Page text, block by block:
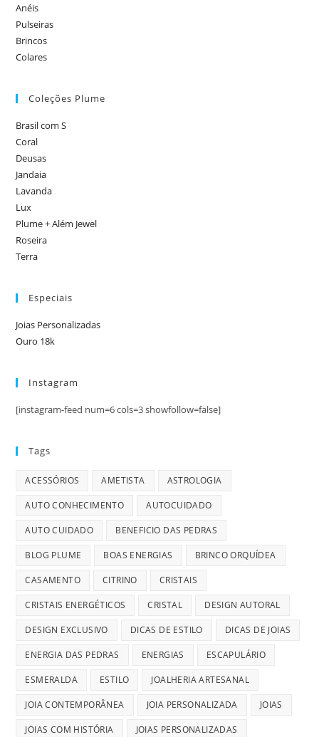
Anéis
Pulseiras
Brincos
Colares
Coleções Plume
Brasil com S
Coral
Deusas
Jandaia
Lavanda
Lux
Plume + Além Jewel
Roseira
Terra
Especiais
Joias Personalizadas
Ouro 18k
Instagram
[instagram-feed num=6 cols=3 showfollow=false]
Tags
ACESSÓRIOS AMETISTA ASTROLOGIA
AUTO CONHECIMENTO AUTOCUIDADO
AUTO CUIDADO BENEFICIO DAS PEDRAS
BLOG PLUME BOAS ENERGIAS BRINCO ORQUÍDEA
CASAMENTO CITRINO CRISTAIS
CRISTAIS ENERGÉTICOS CRISTAL DESIGN AUTORAL
DESIGN EXCLUSIVO DICAS DE ESTILO DICAS DE JOIAS
ENERGIA DAS PEDRAS ENERGIAS ESCAPULÁRIO
ESMERALDA ESTILO JOALHERIA ARTESANAL
JOIA CONTEMPORÂNEA JOIA PERSONALIZADA JOIAS
JOIAS COM HISTÓRIA JOIAS PERSONALIZADAS